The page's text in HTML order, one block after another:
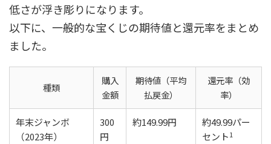
低さが浮き彫りになります。
以下に、一般的な宝くじの期待値と還元率をまとめ
ました。
種類
購入
金額
期待値（平均
払戻金）
還元率（効
率）
年末ジャンボ
（2023年）
300
円
約149.99円
約49.99パー
セント1